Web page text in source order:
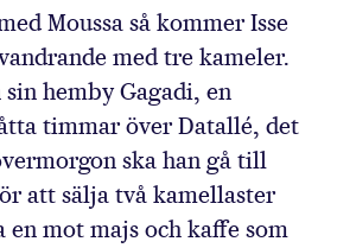
Moussa så kommer Isse
med tre kameler.
hemby Gagadi, en
timmar över Datallé, det
ska han gå till
att sälja två kamellaster
en mot majs och kaffe som